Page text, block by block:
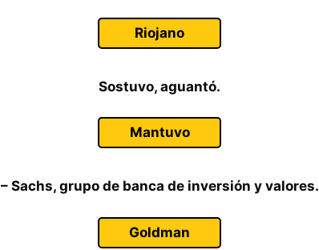
Riojano
Sostuvo, aguantó.
Mantuvo
– Sachs, grupo de banca de inversión y valores.
Goldman